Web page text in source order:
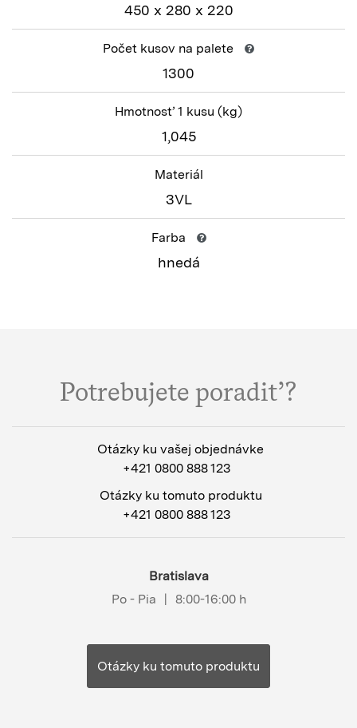
450 x 280 x 220
Počet kusov na palete
1300
Hmotnosť 1 kusu (kg)
1,045
Materiál
3VL
Farba
hnedá
Potrebujete poradiť?
Otázky ku vašej objednávke
+421 0800 888 123
Otázky ku tomuto produktu
+421 0800 888 123
Bratislava
Po - Pia
| 8:00-16:00 h
Otázky ku tomuto produktu